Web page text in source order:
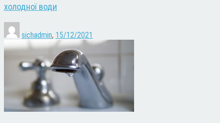
холодної води
sichadmin, 15/12/2021